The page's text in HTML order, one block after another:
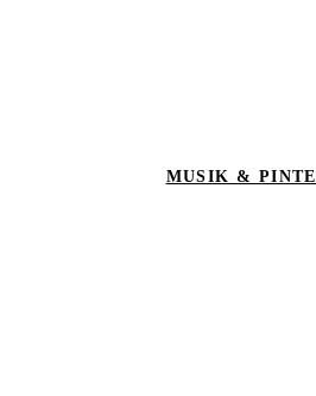
MUSIK &